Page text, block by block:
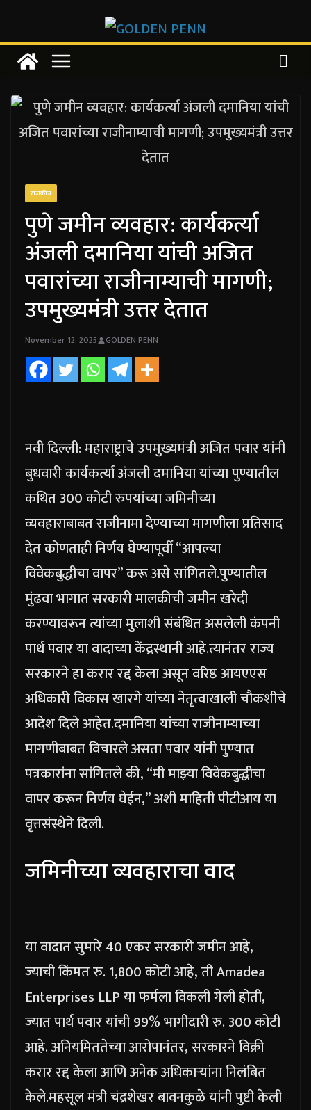
to
content
राजकीय
पुणे जमीन व्यवहार: कार्यकर्त्या
अंजली दमानिया यांची अजित
पवारांच्या राजीनाम्याची मागणी;
उपमुख्यमंत्री उत्तर देतात
November 12, 2025 GOLDEN PENN
नवी दिल्ली: महाराष्ट्राचे उपमुख्यमंत्री अजित पवार यांनी
बुधवारी कार्यकर्त्या अंजली दमानिया यांच्या पुण्यातील
कथित 300 कोटी रुपयांच्या जमिनीच्या
व्यवहाराबाबत राजीनामा देण्याच्या मागणीला प्रतिसाद
देत कोणताही निर्णय घेण्यापूर्वी “आपल्या
विवेकबुद्धीचा वापर” करू असे सांगितले.पुण्यातील
मुंढवा भागात सरकारी मालकीची जमीन खरेदी
करण्यावरून त्यांच्या मुलाशी संबंधित असलेली कंपनी
पार्थ पवार या वादाच्या केंद्रस्थानी आहे.त्यानंतर राज्य
सरकारने हा करार रद्द केला असून वरिष्ठ आयएएस
अधिकारी विकास खारगे यांच्या नेतृत्वाखाली चौकशीचे
आदेश दिले आहेत.दमानिया यांच्या राजीनाम्याच्या
मागणीबाबत विचारले असता पवार यांनी पुण्यात
पत्रकारांना सांगितले की, “मी माझ्या विवेकबुद्धीचा
वापर करून निर्णय घेईन,” अशी माहिती पीटीआय या
वृत्तसंस्थेने दिली.
जमिनीच्या व्यवहाराचा वाद
या वादात सुमारे 40 एकर सरकारी जमीन आहे,
ज्याची किंमत रु. 1,800 कोटी आहे, ती Amadea
Enterprises LLP या फर्मला विकली गेली होती,
ज्यात पार्थ पवार यांची 99% भागीदारी रु. 300 कोटी
आहे.अनियमिततेच्या आरोपानंतर, सरकारने विक्री
करार रद्द केला आणि अनेक अधिकाऱ्यांना निलंबित
केले.महसूल मंत्री चंद्रशेखर बावनकुळे यांनी पुष्टी केली